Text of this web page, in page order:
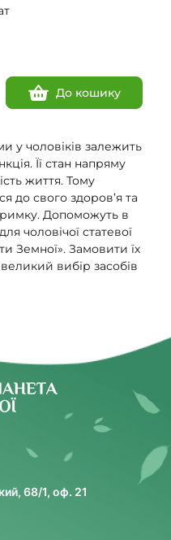
До кошику
у чоловіків залежить
Її стан напряму
життя. Тому
до свого здоров’я та
Допоможуть в
чоловічої статевої
Земної». Замовити їх
вибір засобів
кількох функцій,
саме статева система
гормонів та
з ендокринною та
який збій в її роботі
здоров’ї
в цілому, порушує
зовнішній вигляд і
68/1, оф. 21